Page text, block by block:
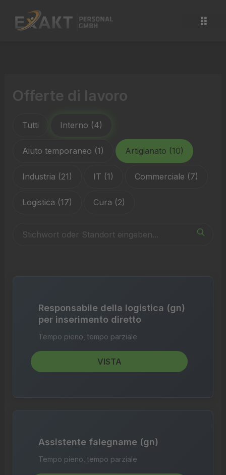
Offerte di lavoro
Tutti Interno (4)
Aiuto temporaneo (1) Artigianato (10)
Industria (21) IT (1) Commerciale (7)
Logistica (17) Cura (2)
Responsabile della logistica (gn)
per inserimento diretto
Tempo pieno, tempo parziale
VISTA
Assistente falegname (gn)
Tempo pieno, tempo parziale